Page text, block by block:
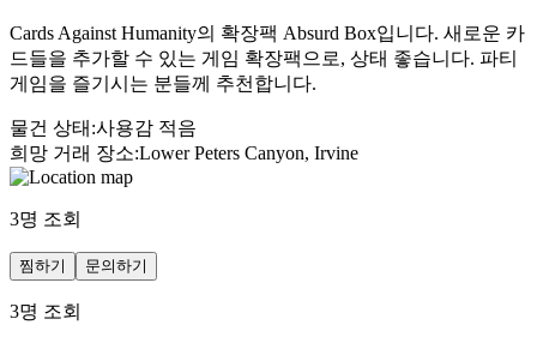
Cards Against Humanity의 확장팩 Absurd Box입니다. 새로운 카
드들을 추가할 수 있는 게임 확장팩으로, 상태 좋습니다. 파티
게임을 즐기시는 분들께 추천합니다.
물건 상태 :사용감 적음
희망 거래 장소:Lower Peters Canyon, Irvine
3명 조회
찜하기 문의하기
3명 조회